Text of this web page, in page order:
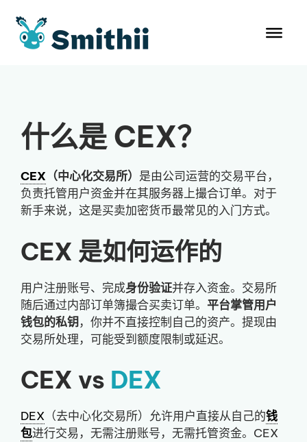
什么是 CEX？
CEX （中心化交易所） 是由公司运营的交易平台，
负责托管用户资金并在其服务器上撮合订单。对于
新手来说，这是买卖加密货币最常见的入门方式。
CEX 是如何运作的
用户注册账号、完成身份验证并存入资金。交易所
随后通过内部订单簿撮合买卖订单。 平台掌管用户
钱包的私钥，你并不直接控制自己的资产。提现由
交易所处理，可能受到额度限制或延迟。
CEX vs DEX
DEX （去中心化交易所）允许用户直接从自己的钱
包进行交易，无需注册账号，无需托管资金。CEX